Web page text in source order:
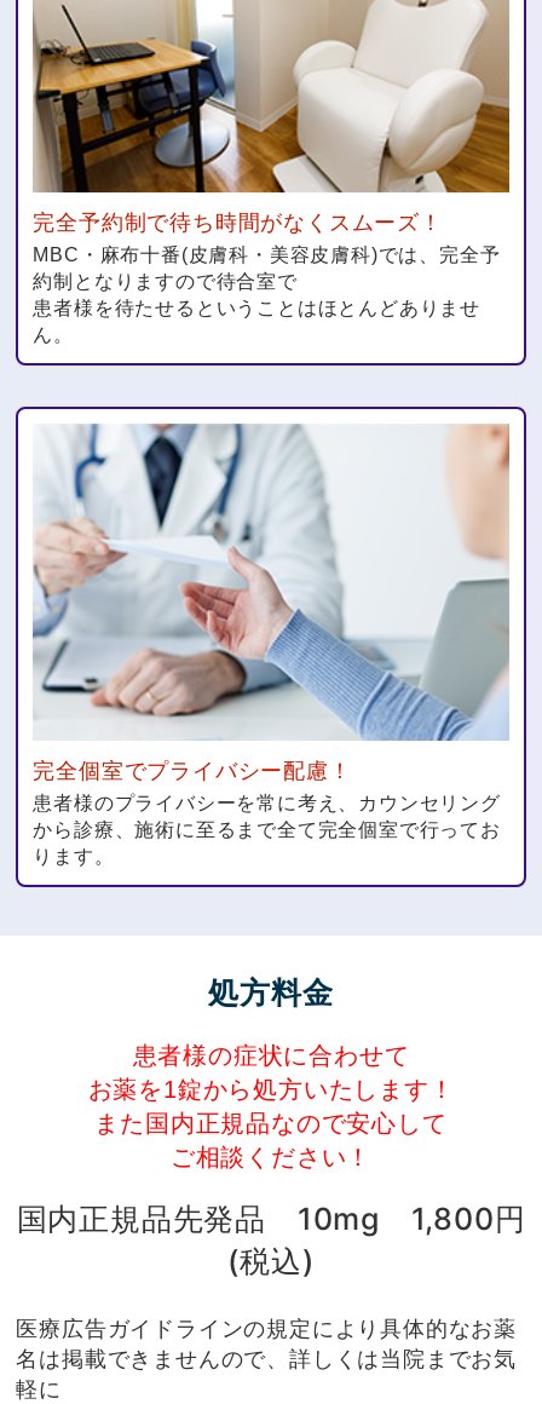
完全予約制で待ち時間がなくスムーズ！
MBC・麻布十番(皮膚科・美容皮膚科)では、完全予
約制となりますので待合室で
患者様を待たせるということはほとんどありませ
ん。
完全個室でプライバシー配慮！
患者様のプライバシーを常に考え、カウンセリング
から診療、施術に至るまで全て完全個室で行ってお
ります。
処方料金
患者様の症状に合わせて
お薬を1錠から処方いたします！
また国内正規品なので安心して
ご相談ください！
国内正規品先発品 10mg 1,800円
(税込)
医療広告ガイドラインの規定により具体的なお薬
名は掲載できませんので、詳しくは当院までお気
軽に